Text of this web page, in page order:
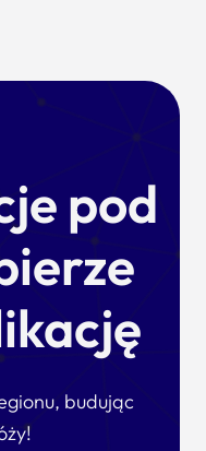
pod
budując